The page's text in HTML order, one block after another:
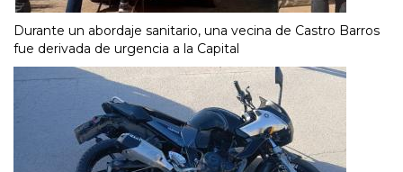
Durante un abordaje sanitario, una vecina de Castro Barros
fue derivada de urgencia a la Capital